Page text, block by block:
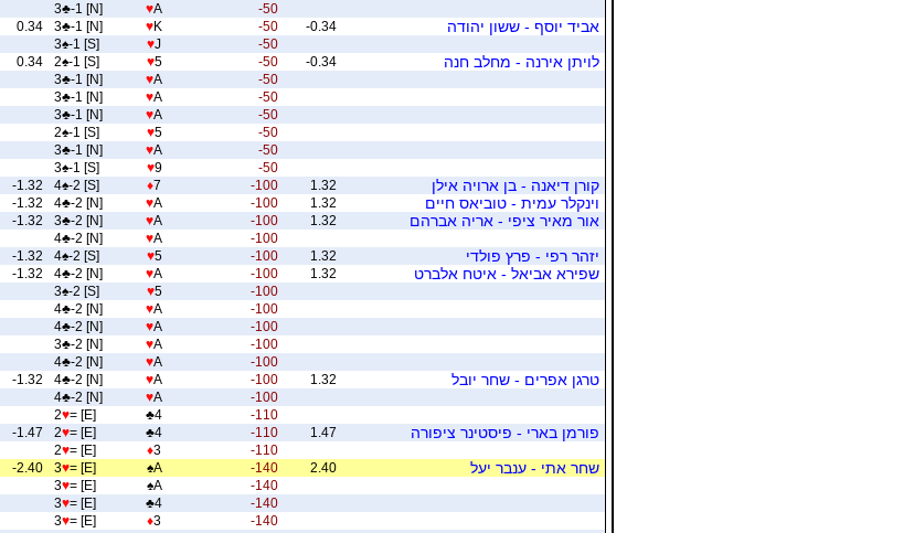
-50
♥A
3♣-1 [N]
אביד יוסף - ששון יהודה -0.34
-50
♥K
3♣-1 [N]
0.34
-50
♥J
3♠-1 [S]
לויתן אירנה - מחלב חנה -0.34
-50
♥5
2♠-1 [S]
0.34
-50
♥A
3♣-1 [N]
-50
♥A
3♣-1 [N]
-50
♥A
3♣-1 [N]
-50
♥5
2♠-1 [S]
-50
♥A
3♣-1 [N]
-50
♥9
3♠-1 [S]
קורן דיאנה - בן ארויה אילן 1.32
-100
♦7
4♠-2 [S]
-1.32
וינקלר עמית - טוביאס חיים
1.32
-100
♥A
4♣-2 [N]
-1.32
אור מאיר ציפי - אריה אברהם
1.32
-100
♥A
3♣-2 [N]
-1.32
-100
♥A
4♣-2 [N]
יזהר רפי - פרץ פולדי 1.32
-100
♥5
4♠-2 [S]
-1.32
שפירא אביאל - איטח אלברט
1.32
-100
♥A
4♣-2 [N]
-1.32
-100
♥5
3♠-2 [S]
-100
♥A
4♣-2 [N]
-100
♥A
4♣-2 [N]
-100
♥A
3♣-2 [N]
-100
♥A
4♣-2 [N]
טרגן אפרים - שחר יובל 1.32
-100
♥A
4♣-2 [N]
-1.32
-100
♥A
4♣-2 [N]
-110
♣4
2♥= [E]
פורמן בארי - פיסטינר ציפורה 1.47
-110
♣4
2♥= [E]
-1.47
-110
♦3
2♥= [E]
שחר אתי - ענבר יעל 2.40
-140
♠A
3♥= [E]
-2.40
-140
♠A
3♥= [E]
-140
♣4
3♥= [E]
-140
♦3
3♥= [E]